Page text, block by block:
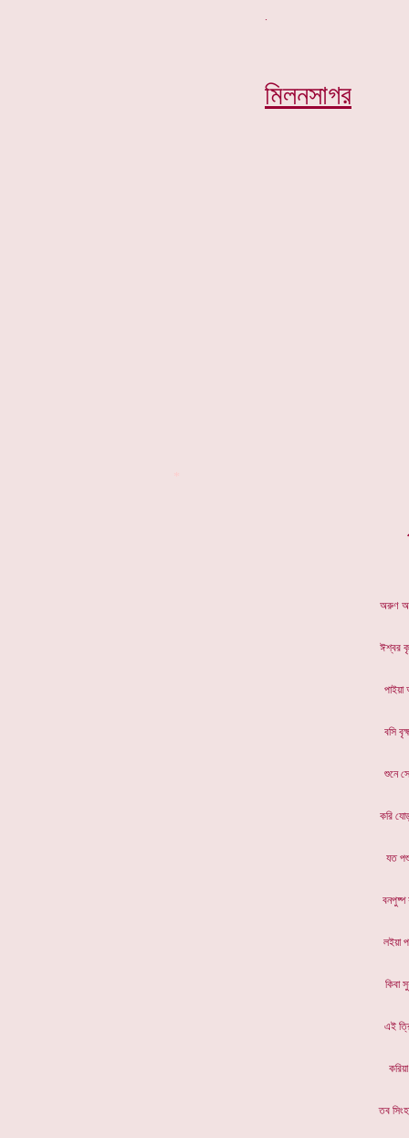
মিলনসাগর
অরুণ
বসি
করি
যত
এই
তব